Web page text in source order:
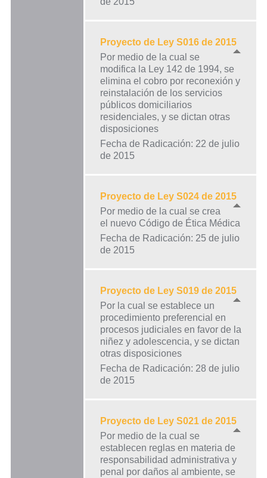
Proyecto de Ley S016 de 2015
Por medio de la cual se
modifica la Ley 142 de 1994, se
elimina el cobro por reconexión y
reinstalación de los servicios
públicos domiciliarios
residenciales, y se dictan otras
disposiciones
Fecha de Radicación: 22 de julio
de 2015
Proyecto de Ley S024 de 2015
Por medio de la cual se crea
el nuevo Código de Ética Médica
Fecha de Radicación: 25 de julio
de 2015
Proyecto de Ley S019 de 2015
Por la cual se establece un
procedimiento preferencial en
procesos judiciales en favor de la
niñez y adolescencia, y se dictan
otras disposiciones
Fecha de Radicación: 28 de julio
de 2015
Proyecto de Ley S021 de 2015
Por medio de la cual se
establecen reglas en materia de
responsabilidad administrativa y
penal por daños al ambiente, se